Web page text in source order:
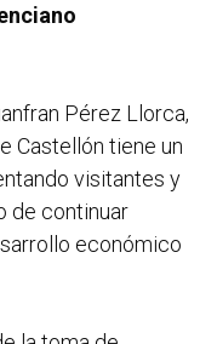
Pérez Llorca,
Castellón tiene un
visitantes y
de continuar
económico